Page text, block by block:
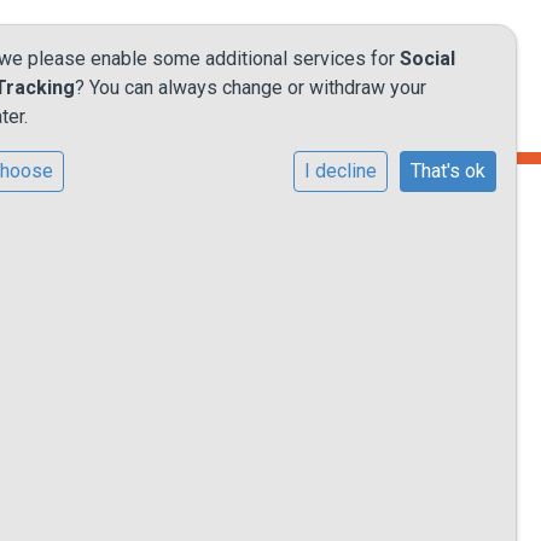
de
doel
please enable some additional services for Social
? You can always change or withdraw your
I decline That's ok